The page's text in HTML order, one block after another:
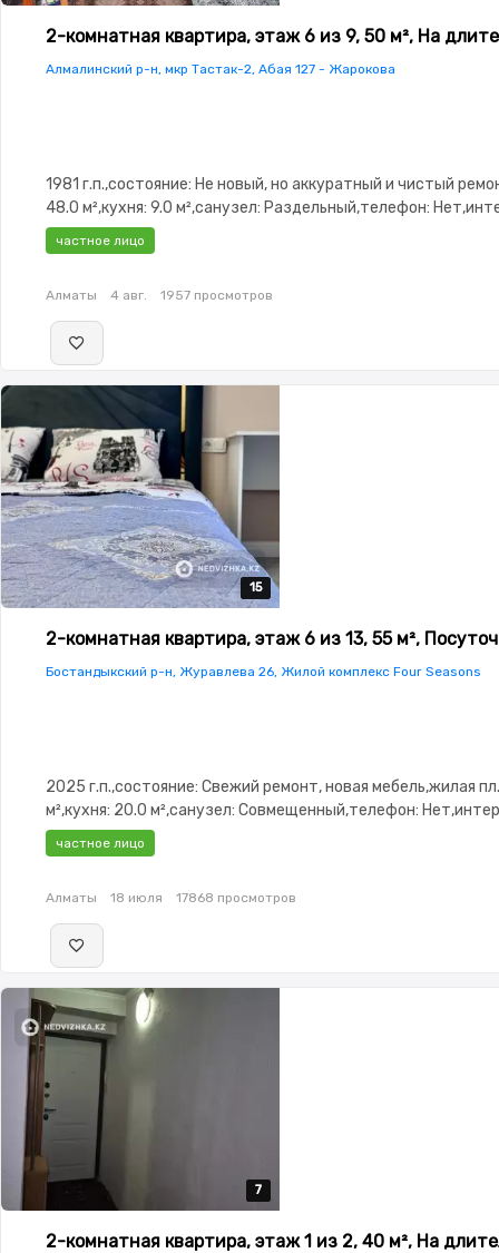
2-комнатная квартира, этаж 6 из 9, 50 м², На
Алмалинский р-н, мкр Тастак-2, Абая 127 - Жарокова
1981 г.п.,состояние: Не новый, но аккуратный и чистый
48.0 м²,кухня: 9.0 м²,санузел: Раздельный,телефон:
Оптика,Полностью меблирована,Полностью
охраняемая
изолированы,Кладовка,Счётчики
частное лицо
Алматы 4 авг. 1957 просмотров
15
15
15
15
15
2-комнатная квартира, этаж 6 из 13, 55 м²,
Бостандыкский р-н, Журавлева 26, Жилой комплекс Four Seasons
2025 г.п.,состояние: Свежий ремонт, новая мебель,жилая
м²,кухня: 20.0 м²,санузел: Совмещенный,телефон:
ADSL,Полностью меблирована,Полностью
3.0,паркинг: Рядом охраняемая
окна,Улучшенная,Комнаты изолированы,Кухня-
кухня,Новая сантехника,Счётчики,Тихий двор,Кондиционер
частное лицо
Алматы 18 июля 17868 просмотров
7
7
7
7
7
2-комнатная квартира, этаж 1 из 2, 40 м², На